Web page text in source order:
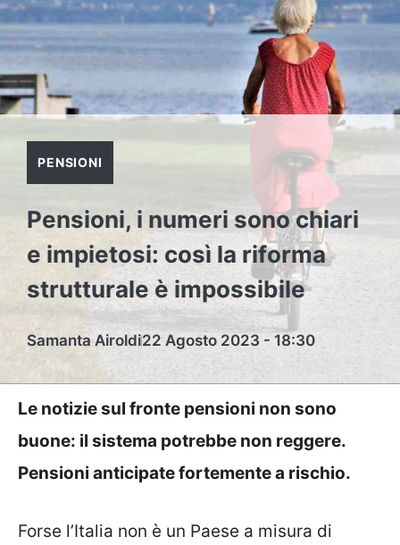
PENSIONI
Pensioni, i numeri sono chiari
e impietosi: così la riforma
strutturale è impossibile
Samanta Airoldi22 Agosto 2023 - 18:30
Le notizie sul fronte pensioni non sono
buone: il sistema potrebbe non reggere.
Pensioni anticipate fortemente a rischio.
Forse l’Italia non è un Paese a misura di